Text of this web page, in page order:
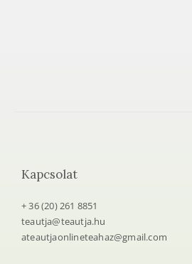
Kapcsolat
+ 36 (20) 261 8851
teautja@teautja.hu
ateautjaonlineteahaz@gmail.com